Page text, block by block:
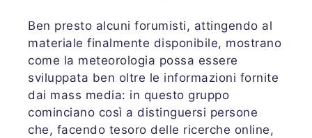
Ben presto alcuni forumisti, attingendo al
materiale finalmente disponibile, mostrano
come la meteorologia possa essere
sviluppata ben oltre le informazioni fornite
dai mass media: in questo gruppo
cominciano così a distinguersi persone
che, facendo tesoro delle ricerche online,